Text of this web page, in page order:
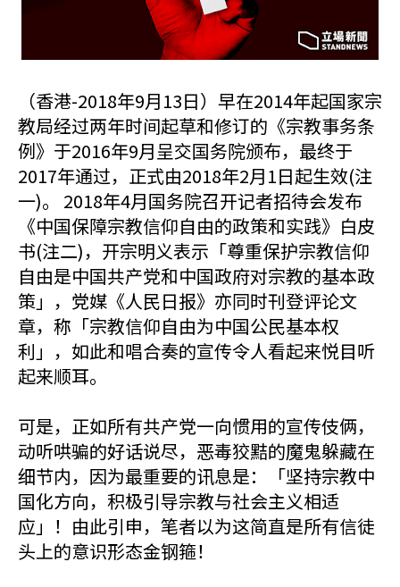
（香港-2018年9月13日）早在2014年起国家宗
教局经过两年时间起草和修订的《宗教事务条
例》于2016年9月呈交国务院颁布，最终于
2017年通过，正式由2018年2月1日起生效(注
一)。 2018年4月国务院召开记者招待会发布
《中国保障宗教信仰自由的政策和实践》白皮
书(注二)，开宗明义表示「尊重保护宗教信仰
自由是​​中国共产党和中国政府对宗教的基本政
策」，党媒《人民日报》亦同时刊登评论文
章，称「宗教信仰自由为中国公民基本权
利」，如此和唱合奏的宣传令人看起来悦目听
起来顺耳。
可是，正如所有共产党一向惯用的宣传伎俩，
动听哄骗的好话说尽，恶毒狡黠的魔鬼躲藏在
细节内，因为最重要的讯息是：「坚持宗教中
国化方向，积极引导宗教与社会主义相适
应」！由此引申，笔者以为这简直是所有信徒
头上的意识形态金钢箍！